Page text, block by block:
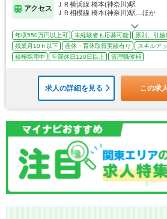
アクセス
ＪＲ横浜線 橋本(神奈川)駅
ＪＲ相模線 橋本(神奈川)駅…ほか
年収550万円以上可 未経験者も応募可能
原則、引越
残業月10ｈ以下
産休・育休取得実績有り スキルア
積極採用中
年間休日120日以上 管理職候補
求人の詳細を見る この求